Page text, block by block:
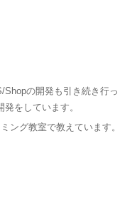
の開発も引き続き行っ
をしています。
ング教室で教えています。